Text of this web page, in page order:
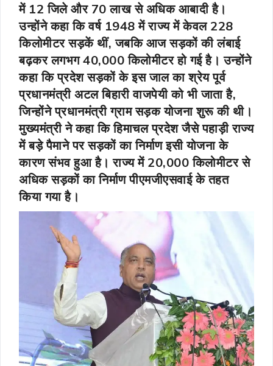
में 12 जिले और 70 लाख से अधिक आबादी है।
उन्होंने कहा कि वर्ष 1948 में राज्य में केवल 228
किलोमीटर सड़कें थीं, जबकि आज सड़कों की लंबाई
बढ़कर लगभग 40,000 किलोमीटर हो गई है। उन्होंने
कहा कि प्रदेश सड़कों के इस जाल का श्रेय पूर्व
प्रधानमंत्री अटल बिहारी वाजपेयी को भी जाता है,
जिन्होंने प्रधानमंत्री ग्राम सड़क योजना शुरू की थी।
मुख्यमंत्री ने कहा कि हिमाचल प्रदेश जैसे पहाड़ी राज्य
में बड़े पैमाने पर सड़कों का निर्माण इसी योजना के
कारण संभव हुआ है। राज्य में 20,000 किलोमीटर से
अधिक सड़कों का निर्माण पीएमजीएसवाई के तहत
किया गया है।